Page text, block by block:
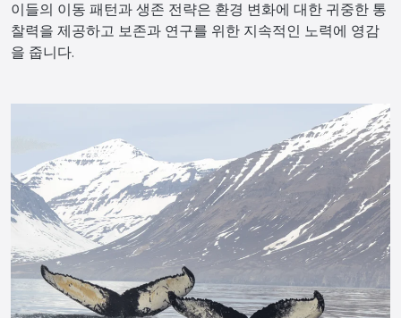
이들의 이동 패턴과 생존 전략은 환경 변화에 대한 귀중한 통
찰력을 제공하고 보존과 연구를 위한 지속적인 노력에 영감
을 줍니다.